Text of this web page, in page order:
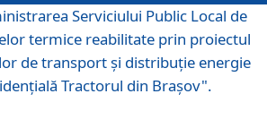
Serviciului Public Local de
termice reabilitate prin proiectul
de transport şi distribuţie energie
Tractorul din Braşov".